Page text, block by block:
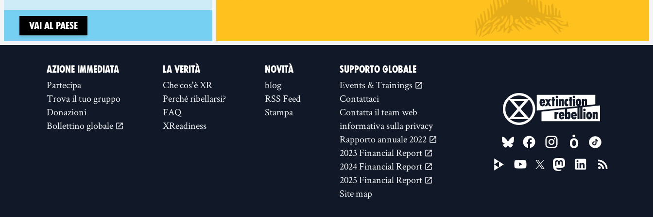
Vai al paese
AZIONE IMMEDIATA
Partecipa
Trova il tuo gruppo
Donazioni
Bollettino globale
LA VERITÀ
Che cos'è XR
Perché ribellarsi?
FAQ
XReadiness
NOVITÀ
blog
RSS Feed
Stampa
SUPPORTO GLOBALE
Events & Trainings
Contattaci
Contatta il team web
informativa sulla privacy
Rapporto annuale 2022
2023 Financial Report
2024 Financial Report
2025 Financial Report
Site map
FOLLOW US ON